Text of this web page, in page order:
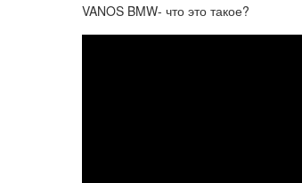
VANOS BMW- что это такое?